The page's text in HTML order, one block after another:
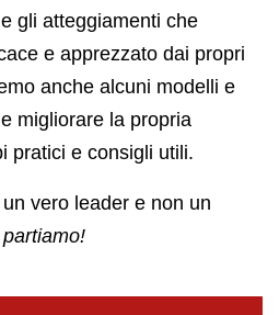
gli atteggiamenti che
e apprezzato dai propri
anche alcuni modelli e
migliorare la propria
pratici e consigli utili.
vero leader e non un